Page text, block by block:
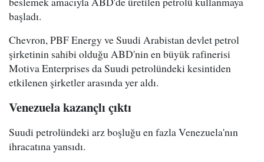
başladı.
Chevron, PBF Energy ve Suudi Arabistan devlet petrol
şirketinin sahibi olduğu ABD'nin en büyük rafinerisi
Motiva Enterprises da Suudi petrolündeki kesintiden
etkilenen şirketler arasında yer aldı.
Venezuela kazançlı çıktı
Suudi petrolündeki arz boşluğu en fazla Venezuela'nın
ihracatına yansıdı.